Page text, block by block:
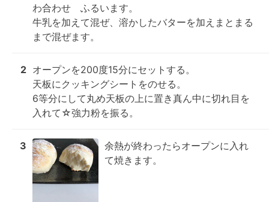
わ合わせ　ふるいます。
牛乳を加えて混ぜ、溶かしたバターを加えまとまる
まで混ぜます。
2 オープンを200度15分にセットする。
天板にクッキングシートをのせる。
6等分にして丸め天板の上に置き真ん中に切れ目を
入れて☆強力粉を振る。
3
余熱が終わったらオープンに入れ
て焼きます。